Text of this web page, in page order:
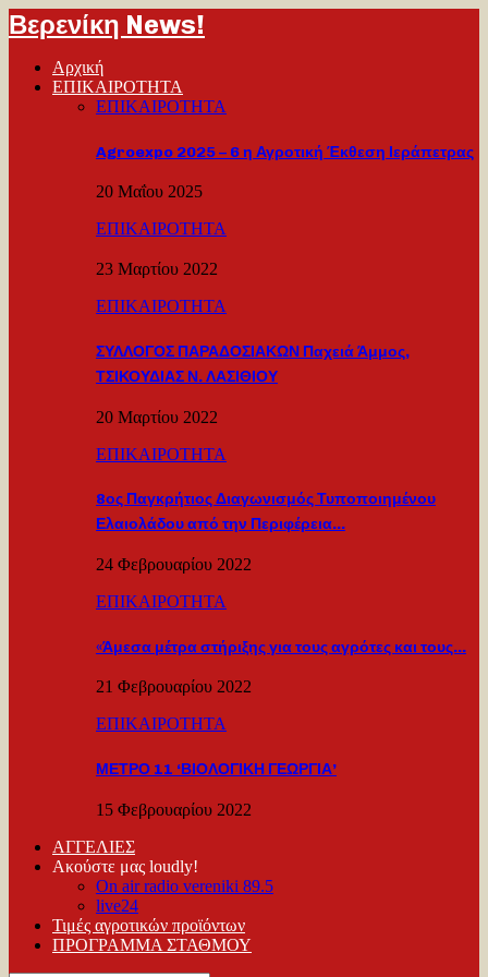
Βερενίκη News!
Αρχική
ΕΠΙΚΑΙΡΟΤΗΤΑ
ΕΠΙΚΑΙΡΟΤΗΤΑ
Agroexpo 2025 – 6 η Αγροτική Έκθεση Ιεράπετρας
20 Μαΐου 2025
ΕΠΙΚΑΙΡΟΤΗΤΑ
23 Μαρτίου 2022
ΕΠΙΚΑΙΡΟΤΗΤΑ
ΣΥΛΛΟΓΟΣ ΠΑΡΑΔΟΣΙΑΚΩΝ Παχειά Άμμος,
ΤΣΙΚΟΥΔΙΑΣ Ν. ΛΑΣΙΘΙΟΥ
20 Μαρτίου 2022
ΕΠΙΚΑΙΡΟΤΗΤΑ
8ος Παγκρήτιος Διαγωνισμός Τυποποιημένου
Ελαιολάδου από την Περιφέρεια…
24 Φεβρουαρίου 2022
ΕΠΙΚΑΙΡΟΤΗΤΑ
«Άμεσα μέτρα στήριξης για τους αγρότες και τους…
21 Φεβρουαρίου 2022
ΕΠΙΚΑΙΡΟΤΗΤΑ
ΜΕΤΡΟ 11 ‘ΒΙΟΛΟΓΙΚΗ ΓΕΩΡΓΙΑ’
15 Φεβρουαρίου 2022
ΑΓΓΕΛΙΕΣ
Ακούστε μας loudly!
On air radio vereniki 89.5
live24
Τιμές αγροτικών προϊόντων
ΠΡΟΓΡΑΜΜΑ ΣΤΑΘΜΟΥ